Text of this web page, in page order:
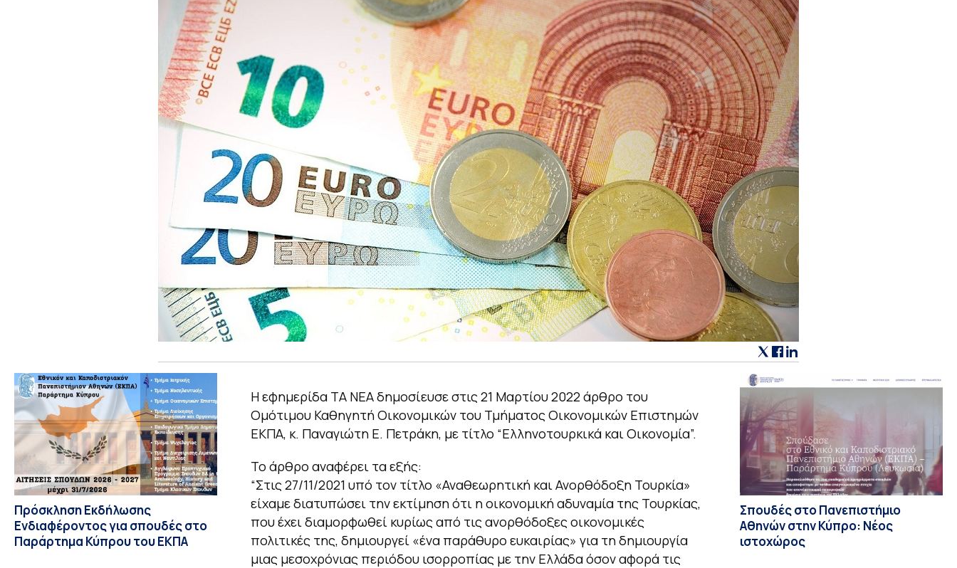
Πρόσκληση Εκδήλωσης
Ενδιαφέροντος για σπουδές στο
Παράρτημα Κύπρου του ΕΚΠΑ
Η εφημερίδα ΤΑ ΝΕΑ δημοσίευσε στις 21 Μαρτίου 2022 άρθρο του
Ομότιμου Καθηγητή Οικονομικών του Τμήματος Οικονομικών Επιστημών
ΕΚΠΑ, κ. Παναγιώτη Ε. Πετράκη, με τίτλο “Ελληνοτουρκικά και Οικονομία”.
Το άρθρο αναφέρει τα εξής:
“Στις 27/11/2021 υπό τον τίτλο «Αναθεωρητική και Ανορθόδοξη Τουρκία»
είχαμε διατυπώσει την εκτίμηση ότι η οικονομική αδυναμία της Τουρκίας,
που έχει διαμορφωθεί κυρίως από τις ανορθόδοξες οικονομικές
πολιτικές της, δημιουργεί «ένα παράθυρο ευκαιρίας» για τη δημιουργία
μιας μεσοχρόνιας περιόδου ισορροπίας με την Ελλάδα όσον αφορά τις
Σπουδές στο Πανεπιστήμιο
Αθηνών στην Κύπρο: Νέος
ιστοχώρος